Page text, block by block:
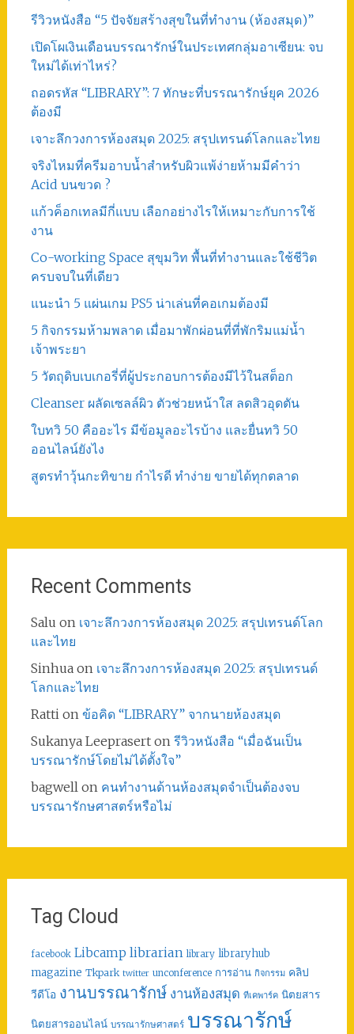
รีวิวหนังสือ “5 ปัจจัยสร้างสุขในที่ทำงาน (ห้องสมุด)”
เปิดโผเงินเดือนบรรณารักษ์ในประเทศกลุ่มอาเซียน: จบ
ใหม่ได้เท่าไหร่?
ถอดรหัส “LIBRARY”: 7 ทักษะที่บรรณารักษ์ยุค 2026
ต้องมี
เจาะลึกวงการห้องสมุด 2025: สรุปเทรนด์โลกและไทย
จริงไหมที่ครีมอาบน้ำสำหรับผิวแพ้ง่ายห้ามมีคำว่า
Acid บนขวด ?
แก้วค็อกเทลมีกี่แบบ เลือกอย่างไรให้เหมาะกับการใช้
งาน
Co-working Space สุขุมวิท พื้นที่ทำงานและใช้ชีวิต
ครบจบในที่เดียว
แนะนำ 5 แผ่นเกม PS5 น่าเล่นที่คอเกมต้องมี
5 กิจกรรมห้ามพลาด เมื่อมาพักผ่อนที่ที่พักริมแม่น้ำ
เจ้าพระยา
5 วัตถุดิบเบเกอรี่ที่ผู้ประกอบการต้องมีไว้ในสต็อก
Cleanser ผลัดเซลล์ผิว ตัวช่วยหน้าใส ลดสิวอุดตัน
ใบทวิ 50 คืออะไร มีข้อมูลอะไรบ้าง และยื่นทวิ 50
ออนไลน์ยังไง
สูตรทําวุ้นกะทิขาย กำไรดี ทำง่าย ขายได้ทุกตลาด
Recent Comments
Salu on เจาะลึกวงการห้องสมุด 2025: สรุปเทรนด์โลก
และไทย
Sinhuaon เจาะลึกวงการห้องสมุด 2025: สรุปเทรนด์
โลกและไทย
Ratti on ข้อคิด “LIBRARY” จากนายห้องสมุด
Sukanya Leepraserton รีวิวหนังสือ “เมื่อฉันเป็น
บรรณารักษ์โดยไม่ได้ตั้งใจ”
bagwell on คนทำงานด้านห้องสมุดจำเป็นต้องจบ
บรรณารักษศาสตร์หรือไม่
Tag Cloud
facebook Libcamp librarian library libraryhub
magazine Tkpark twitter unconference การอ่าน กิจกรรม คลิป
วีดีโอ งานบรรณารักษ์ งานห้องสมุด ทีเคพาร์ค นิตยสาร
นิตยสารออนไลน์ บรรณารักษศาสตร์ บรรณารักษ์